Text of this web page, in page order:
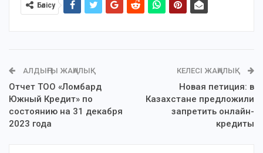
Бөлісу
АЛДЫҢҒЫ ЖАҢАЛЫҚ
Отчет ТОО «Ломбард
Южный Кредит» по
состоянию на 31 декабря
2023 года
КЕЛЕСІ ЖАҢАЛЫҚ
Новая петиция: в
Казахстане предложили
запретить онлайн-
кредиты